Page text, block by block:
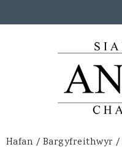
main
You are here
Hafan / Bargyfreithwyr /